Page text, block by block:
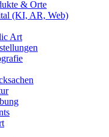
& Orte
(KI, AR, Web)
Art